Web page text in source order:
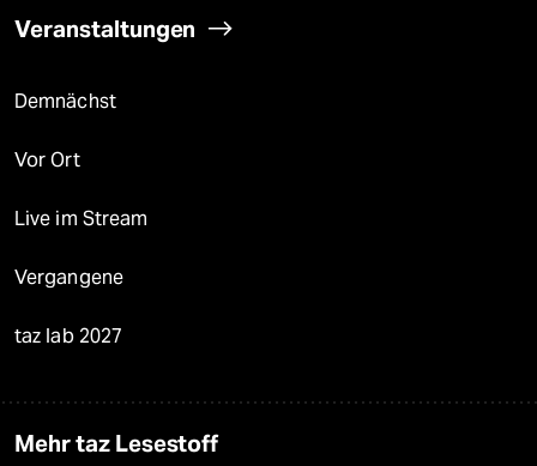
Veranstaltungen
Demnächst
Vor Ort
Live im Stream
Vergangene
taz lab 2027
Mehr taz Lesestoff